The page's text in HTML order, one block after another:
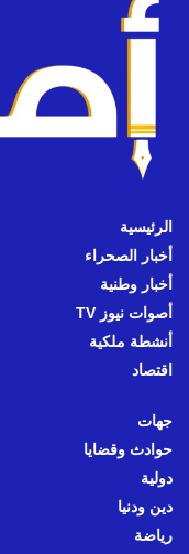
الرئيسية
أخبار الصحراء
أخبار وطنية
أصوات نيوز TV
أنشطة ملكية
اقتصاد
جهات
حوادث وقضايا
دولية
دين ودنيا
رياضة